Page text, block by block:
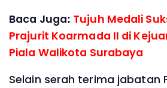
Baca Juga: Tujuh Medali
Prajurit Koarmada II di
Piala Walikota Surabaya
Selain serah terima jabatan